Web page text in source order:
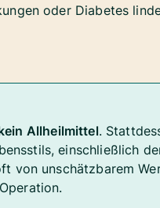
oder Diabetes
Allheilmittel.
einschließlich
von unschätzbarem